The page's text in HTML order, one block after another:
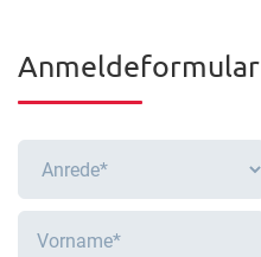
Anmeldeformular